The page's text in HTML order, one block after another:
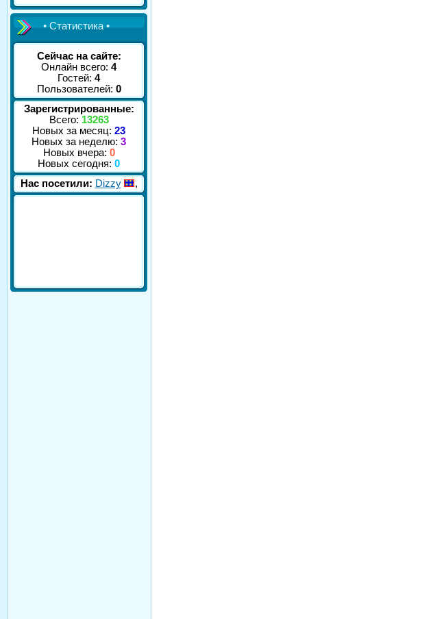
• Статистика •
Сейчас на сайте:
Онлайн всего: 4
Гостей: 4
Пользователей: 0
Зарегистрированные:
Всего: 13263
Новых за месяц: 23
Новых за неделю: 3
Новых вчера: 0
Новых сегодня: 0
Нас посетили: Dizzy ,